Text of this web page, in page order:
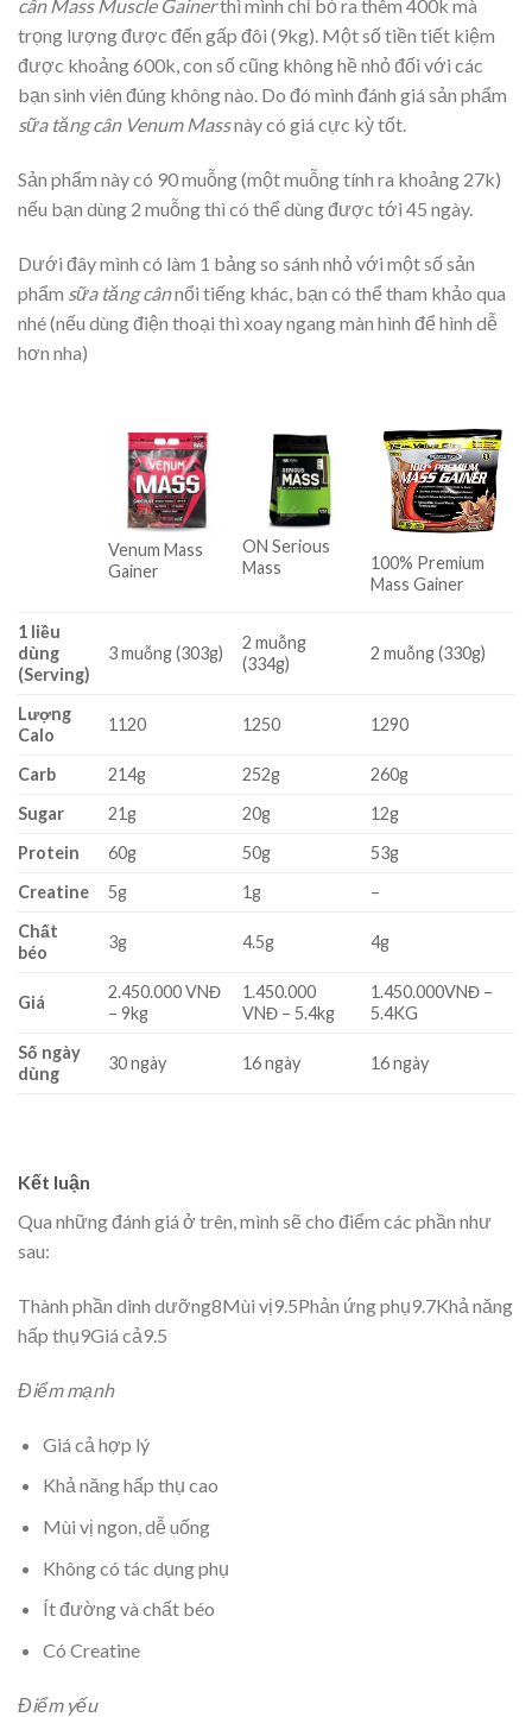
cân Mass Muscle Gainerthì mình chỉ bỏ ra thêm 400k mà
trọng lượng được đến gấp đôi (9kg). Một số tiền tiết kiệm
được khoảng 600k, con số cũng không hề nhỏ đối với các
bạn sinh viên đúng không nào. Do đó mình đánh giá sản phẩm
sữa tăng cân Venum Massnày có giá cực kỳ tốt.
Sản phẩm này có 90 muỗng (một muỗng tính ra khoảng 27k)
nếu bạn dùng 2 muỗng thì có thể dùng được tới 45 ngày.
Dưới đây mình có làm 1 bảng so sánh nhỏ với một số sản
phẩm sữa tăng cânnổi tiếng khác, bạn có thể tham khảo qua
nhé (nếu dùng điện thoại thì xoay ngang màn hình để hình dễ
hơn nha)
Venum Mass
Gainer
ON Serious
Mass
100% Premium
Mass Gainer
1 liều
dùng
(Serving)
3 muỗng (303g)
2 muỗng
(334g)
2 muỗng (330g)
Lượng
Calo
1120 1250 1290
Carb 214g 252g
260g
Sugar
21g 20g
12g
Protein
60g 50g
53g
Creatine
5g 1g
–
Chất
béo
3g 4.5g 4g
Giá
2.450.000 VNĐ
– 9kg
1.450.000
VNĐ – 5.4kg
1.450.000VNĐ –
5.4KG
Số ngày
dùng
30 ngày 16 ngày 16 ngày
Kết luận
Qua những đánh giá ở trên, mình sẽ cho điểm các phần như
sau:
Thành phần dinh dưỡng8Mùi vị9.5Phản ứng phụ9.7Khả năng
hấp thụ9Giá cả9.5
Điểm mạnh
Giá cả hợp lý
Khả năng hấp thụ cao
Mùi vị ngon, dễ uống
Không có tác dụng phụ
Ít đường và chất béo
Có Creatine
Điểm yếu